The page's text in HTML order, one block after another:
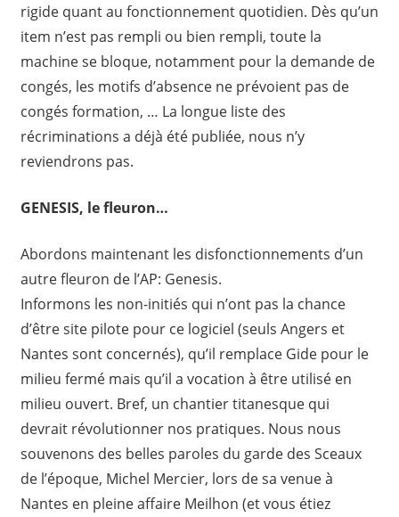
rigide quant au fonctionnement quotidien. Dès qu’un
item n’est pas rempli ou bien rempli, toute la
machine se bloque, notamment pour la demande de
congés, les motifs d’absence ne prévoient pas de
congés formation, … La longue liste des
récriminations a déjà été publiée, nous n’y
reviendrons pas.
GENESIS, le fleuron…
Abordons maintenant les disfonctionnements d’un
autre fleuron de l’AP: Genesis.
Informons les non-initiés qui n’ont pas la chance
d’être site pilote pour ce logiciel (seuls Angers et
Nantes sont concernés), qu’il remplace Gide pour le
milieu fermé mais qu’il a vocation à être utilisé en
milieu ouvert. Bref, un chantier titanesque qui
devrait révolutionner nos pratiques. Nous nous
souvenons des belles paroles du garde des Sceaux
de l’époque, Michel Mercier, lors de sa venue à
Nantes en pleine affaire Meilhon (et vous étiez